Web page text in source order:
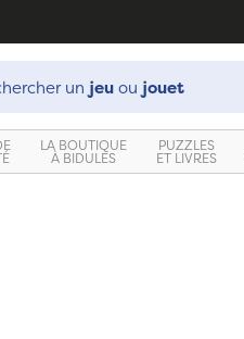
:
un jeuou jouet
LA BOUTIQUE
À BIDULES
PUZZLES
ET LIVRES